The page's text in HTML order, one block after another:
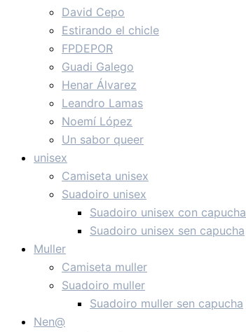
David Cepo
Estirando el chicle
FPDEPOR
Guadi Galego
Henar Álvarez
Leandro Lamas
Noemí López
Un sabor queer
unisex
Camiseta unisex
Suadoiro unisex
Suadoiro unisex con capucha
Suadoiro unisex sen capucha
Muller
Camiseta muller
Suadoiro muller
Suadoiro muller sen capucha
Nen@